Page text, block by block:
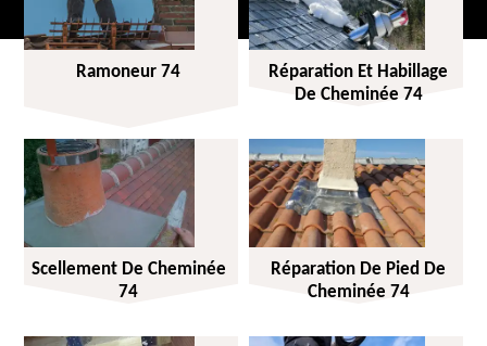
Ramoneur 74
Réparation Et Habillage
De Cheminée 74
Scellement De Cheminée
74
Réparation De Pied De
Cheminée 74